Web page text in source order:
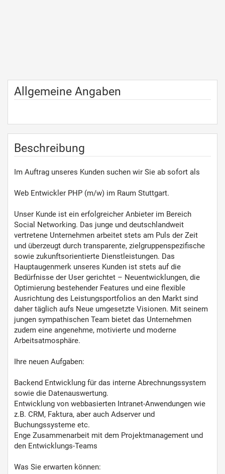
Allgemeine Angaben
Beschreibung
Im Auftrag unseres Kunden suchen wir Sie ab sofort als
Web Entwickler PHP (m/w) im Raum Stuttgart.
Unser Kunde ist ein erfolgreicher Anbieter im Bereich
Social Networking. Das junge und deutschlandweit
vertretene Unternehmen arbeitet stets am Puls der Zeit
und überzeugt durch transparente, zielgruppenspezifische
sowie zukunftsorientierte Dienstleistungen. Das
Hauptaugenmerk unseres Kunden ist stets auf die
Bedürfnisse der User gerichtet – Neuentwicklungen, die
Optimierung bestehender Features und eine flexible
Ausrichtung des Leistungsportfolios an den Markt sind
daher täglich aufs Neue umgesetzte Visionen. Mit seinem
jungen sympathischen Team bietet das Unternehmen
zudem eine angenehme, motivierte und moderne
Arbeitsatmosphäre.
Ihre neuen Aufgaben:
Backend Entwicklung für das interne Abrechnungssystem
sowie die Datenauswertung.
Entwicklung von webbasierten Intranet-Anwendungen wie
z.B. CRM, Faktura, aber auch Adserver und
Buchungssysteme etc.
Enge Zusammenarbeit mit dem Projektmanagement und
den Entwicklungs-Teams
Was Sie erwarten können: